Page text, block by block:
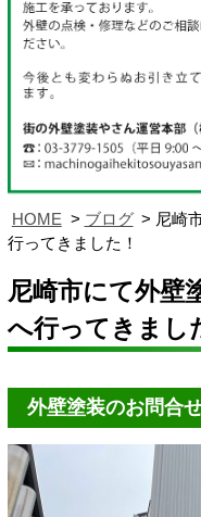
HOME ブログ
尼崎
行ってきました！
尼崎市にて外壁
へ行ってきまし
外壁塗装のお問合